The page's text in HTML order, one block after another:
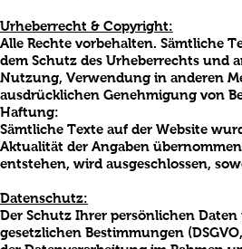
Urheberrecht & Copyright:
Alle Rechte vorbehalten. Sämtliche
dem Schutz des Urheberrechts und
Nutzung, Verwendung in anderen
ausdrücklichen Genehmigung von
Haftung:
Sämtliche Texte auf der Website
Aktualität der Angaben
entstehen, wird ausgeschlossen,
Datenschutz:
Der Schutz Ihrer persönlichen
gesetzlichen Bestimmungen